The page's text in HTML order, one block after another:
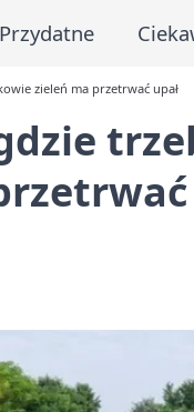
Przydatne
zieleń ma przetrwać upał